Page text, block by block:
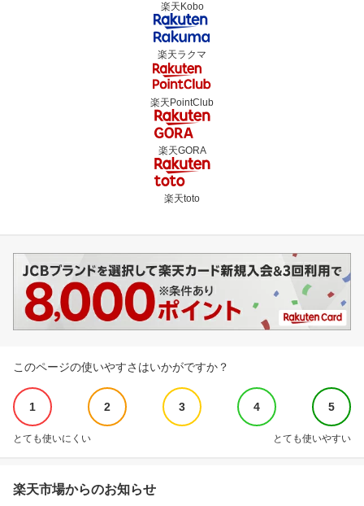
楽天Kobo
楽天ラクマ
楽天PointClub
楽天GORA
楽天toto
このページの使いやすさはいかがですか？
1 2 3 4 5
とても使いにくい とても使いやすい
楽天市場からのお知らせ